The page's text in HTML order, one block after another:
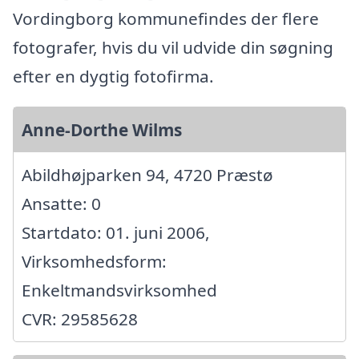
Vordingborg kommunefindes der flere
fotografer, hvis du vil udvide din søgning
efter en dygtig fotofirma.
Anne-Dorthe Wilms
Abildhøjparken 94, 4720 Præstø
Ansatte: 0
Startdato: 01. juni 2006,
Virksomhedsform:
Enkeltmandsvirksomhed
CVR: 29585628